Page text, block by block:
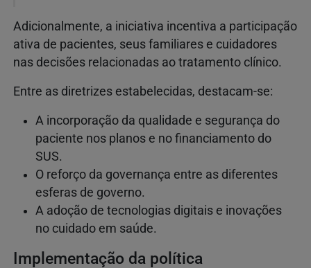
Adicionalmente, a iniciativa incentiva a participação
ativa de pacientes, seus familiares e cuidadores
nas decisões relacionadas ao tratamento clínico.
Entre as diretrizes estabelecidas, destacam-se:
A incorporação da qualidade e segurança do
paciente nos planos e no financiamento do
SUS.
O reforço da governança entre as diferentes
esferas de governo.
A adoção de tecnologias digitais e inovações
no cuidado em saúde.
Implementação da política